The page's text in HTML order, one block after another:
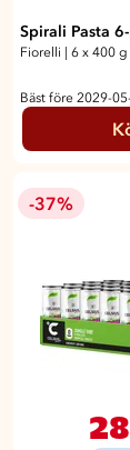
Spirali Pasta
Fiorelli | 6 x 400 g
Bäst före 2029-
-37%